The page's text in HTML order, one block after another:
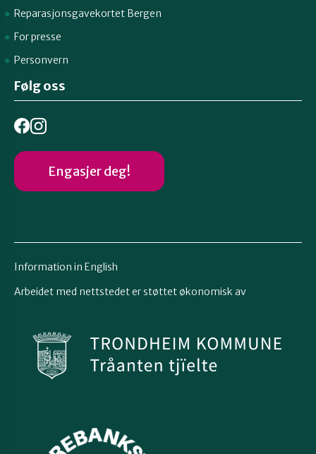
Reparasjonsgavekortet Bergen
For presse
Personvern
Følg oss
Engasjer deg!
Information in English
Arbeidet med nettstedet er støttet økonomisk av